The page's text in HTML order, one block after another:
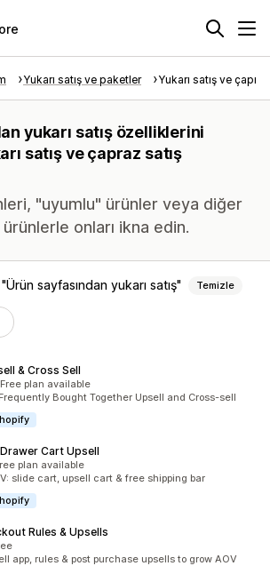
Yukarı satış ve paketler Yukarı satış ve
yukarı satış özelliklerini
satış ve çapraz satış
"uyumlu" ürünler veya diğer
onları ikna edin.
Ürün sayfasından yukarı satış Temizle
& Cross Sell
Free plan available
Bought Together Upsell and Cross-sell
Cart Upsell
plan available
slide cart, upsell cart & free shipping bar
Rules & Upsells
app, rules & post purchase upsells to grow AOV